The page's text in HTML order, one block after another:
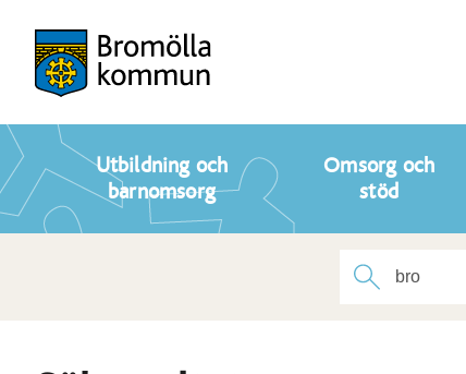
Utbildning och
barnomsorg
Omsorg och
stöd